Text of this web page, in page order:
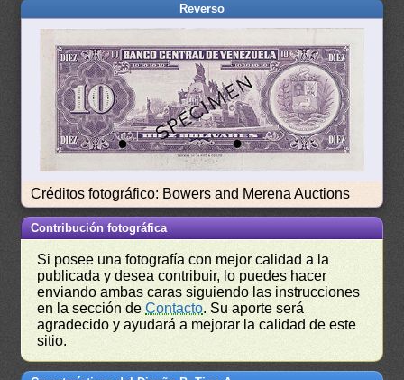
Reverso
Créditos fotográfico: Bowers and Merena Auctions
Contribución fotográfica
Si posee una fotografía con mejor calidad a la
publicada y desea contribuir, lo puedes hacer
enviando ambas caras siguiendo las instrucciones
en la sección deContacto. Su aporte será
agradecido y ayudará a mejorar la calidad de este
sitio.